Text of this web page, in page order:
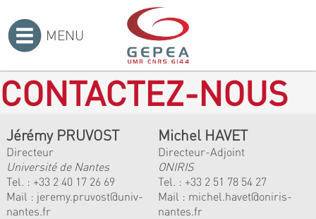
MENU
CONTACTEZ-NOUS
Jérémy PRUVOST
Directeur
Université de Nantes
Tel. : +33 2 40 17 26 69
Mail : jeremy.pruvost@univ-
nantes.fr
Michel HAVET
Directeur-Adjoint
ONIRIS
Tel. : +33 2 51 78 54 27
Mail : michel.havet@oniris-
nantes.fr